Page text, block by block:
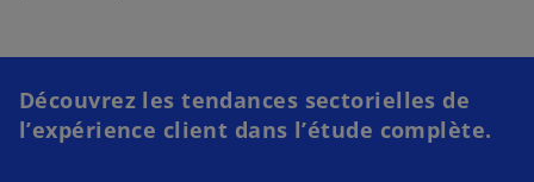
Découvrez les tendances sectorielles de
l’expérience client dans l’étude complète.
d
a
n